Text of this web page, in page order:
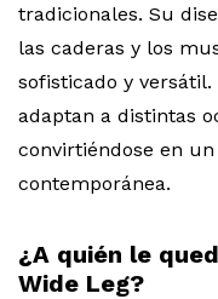
tradicionales. Su
las caderas y los
sofisticado y
adaptan a distintas
convirtiéndose en
contemporánea.
¿A quién le
Wide Leg?